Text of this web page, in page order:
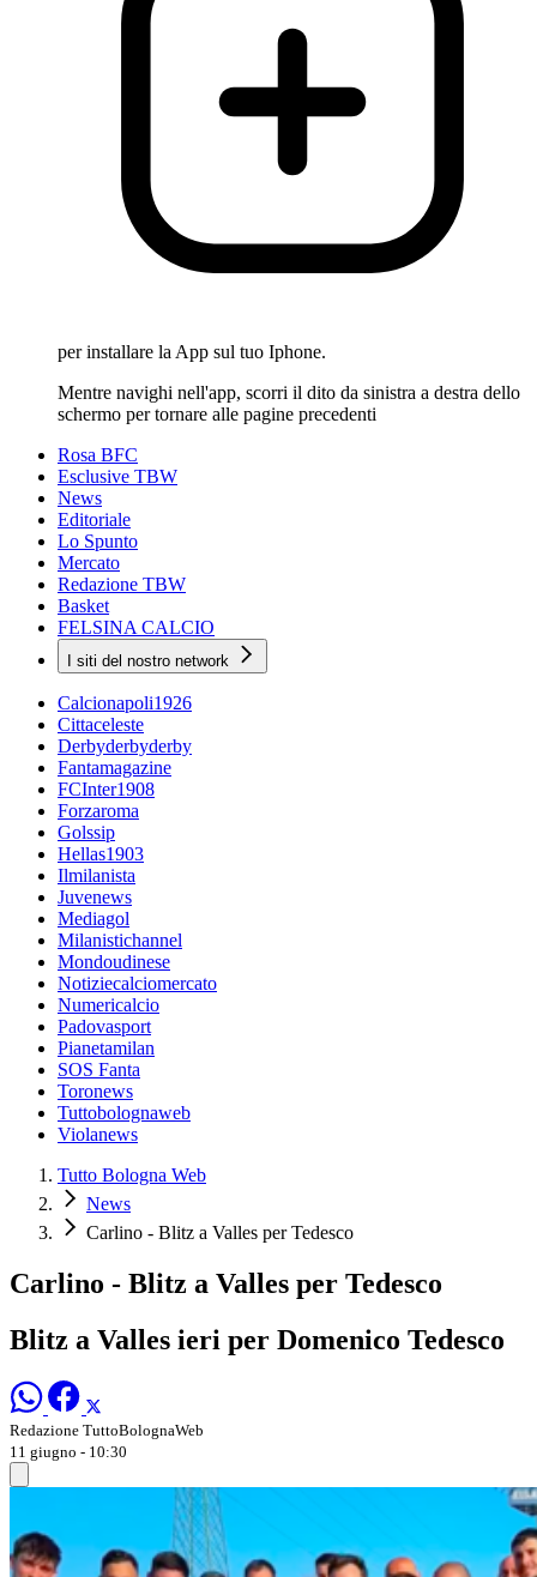
per installare la App sul tuo Iphone.
Mentre navighi nell'app, scorri il dito da sinistra a destra dello
schermo per tornare alle pagine precedenti
Rosa BFC
Esclusive TBW
News
Editoriale
Lo Spunto
Mercato
Redazione TBW
Basket
FELSINA CALCIO
I siti del nostro network
Calcionapoli1926
Cittaceleste
Derbyderbyderby
Fantamagazine
FCInter1908
Forzaroma
Golssip
Hellas1903
Ilmilanista
Juvenews
Mediagol
Milanistichannel
Mondoudinese
Notiziecalciomercato
Numericalcio
Padovasport
Pianetamilan
SOS Fanta
Toronews
Tuttobolognaweb
Violanews
Tutto Bologna Web
News
Carlino - Blitz a Valles per Tedesco
Carlino - Blitz a Valles per Tedesco
Blitz a Valles ieri per Domenico Tedesco
Redazione TuttoBolognaWeb
11 giugno - 10:30